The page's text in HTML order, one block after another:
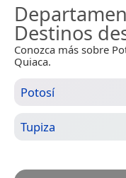
Destinos
Conozca más sobre
Quiaca.
Potosí
Tupiza